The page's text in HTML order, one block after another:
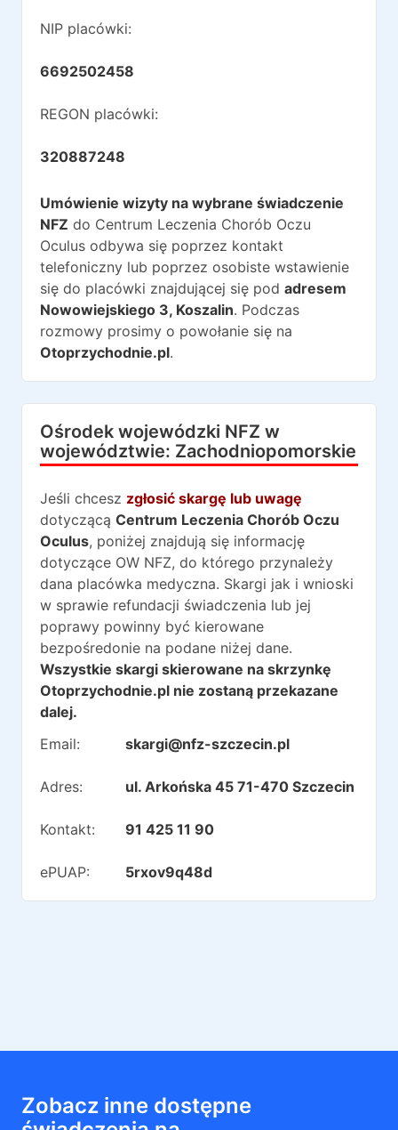
NIP placówki:
6692502458
REGON placówki:
320887248
Umówienie wizyty na wybrane świadczenie
NFZ do Centrum Leczenia Chorób Oczu
Oculus odbywa się poprzez kontakt
telefoniczny lub poprzez osobiste wstawienie
się do placówki znajdującej się pod adresem
Nowowiejskiego 3, Koszalin. Podczas
rozmowy prosimy o powołanie się na
Otoprzychodnie.pl.
Ośrodek wojewódzki NFZ w
województwie: Zachodniopomorskie
Jeśli chcesz zgłosić skargę lub uwagę
dotyczącą Centrum Leczenia Chorób Oczu
Oculus, poniżej znajdują się informację
dotyczące OW NFZ, do którego przynależy
dana placówka medyczna. Skargi jak i wnioski
w sprawie refundacji świadczenia lub jej
poprawy powinny być kierowane
bezpośredonie na podane niżej dane.
Wszystkie skargi skierowane na skrzynkę
Otoprzychodnie.pl nie zostaną przekazane
dalej.
Email:
skargi@nfz-szczecin.pl
Adres: ul. Arkońska 45 71-470 Szczecin
Kontakt: 91 425 11 90
ePUAP: 5rxov9q48d
Zobacz inne dostępne